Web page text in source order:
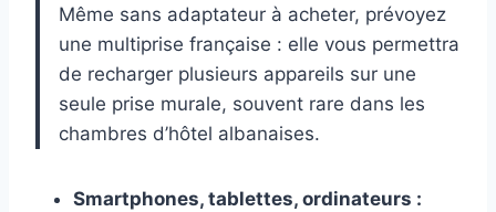
Même sans adaptateur à acheter, prévoyez
une multiprise française : elle vous permettra
de recharger plusieurs appareils sur une
seule prise murale, souvent rare dans les
chambres d’hôtel albanaises.
Smartphones, tablettes, ordinateurs :